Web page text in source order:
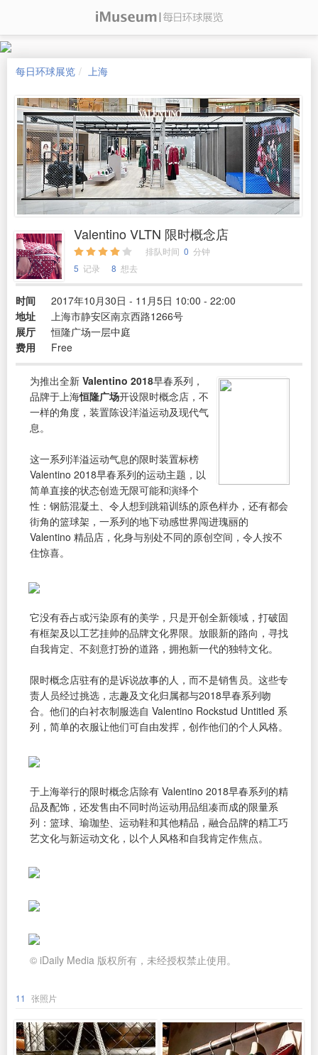
每日环球展览 上海
Valentino VLTN 限时概念店
排队时间 0 分钟
5 记录 8 想去
时间
2017年10月30日 - 11月5日 10:00 - 22:00
地址
上海市静安区南京西路1266号
展厅
恒隆广场一层中庭
费用
Free
为推出全新 Valentino 2018早春系列，
品牌于上海恒隆广场开设限时概念店，不
一样的角度，装置陈设洋溢运动及现代气
息。
这一系列洋溢运动气息的限时装置标榜
Valentino 2018早春系列的运动主题，以
简单直接的状态创造无限可能和演绎个
性：钢筋混凝土、令人想到跳箱训练的原色样办，还有都会
街角的篮球架，一系列的地下动感世界闯进瑰丽的
Valentino 精品店，化身与别处不同的原创空间，令人按不
住惊喜。
它没有吞占或污染原有的美学，只是开创全新领域，打破固
有框架及以工艺挂帅的品牌文化界限。放眼新的路向，寻找
自我肯定、不刻意打扮的道路，拥抱新一代的独特文化。
限时概念店驻有的是诉说故事的人，而不是销售员。这些专
责人员经过挑选，志趣及文化归属都与2018早春系列吻
合。他们的白衬衣制服选自 Valentino Rockstud Untitled 系
列，简单的衣服让他们可自由发挥，创作他们的个人风格。
于上海举行的限时概念店除有 Valentino 2018早春系列的精
品及配饰，还发售由不同时尚运动用品组凑而成的限量系
列：篮球、瑜珈垫、运动鞋和其他精品，融合品牌的精工巧
艺文化与新运动文化，以个人风格和自我肯定作焦点。
© iDaily Media 版权所有，未经授权禁止使用。
11 张照片